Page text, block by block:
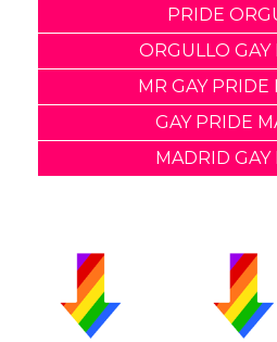
PRIDE
ORGULLO GAY
MR GAY PRIDE
GAY PRIDE
MADRID GAY